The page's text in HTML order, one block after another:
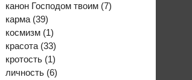
канон Господом твоим (7)
карма (39)
космизм (1)
красота (33)
кротость (1)
личность (6)